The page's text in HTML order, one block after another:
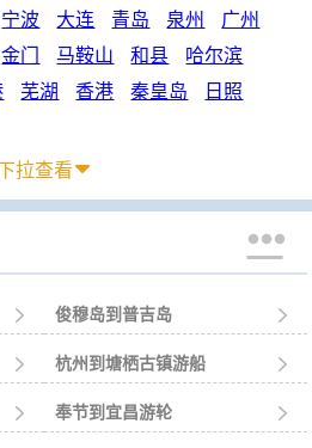
宁波 大连 青岛 泉州
广州
金门 马鞍山 和县
哈尔滨
芜湖 香港 秦皇岛
日照
拉查看

 俊穆岛到普吉岛 
 杭州到塘栖古镇游船 
 奉节到宜昌游轮 